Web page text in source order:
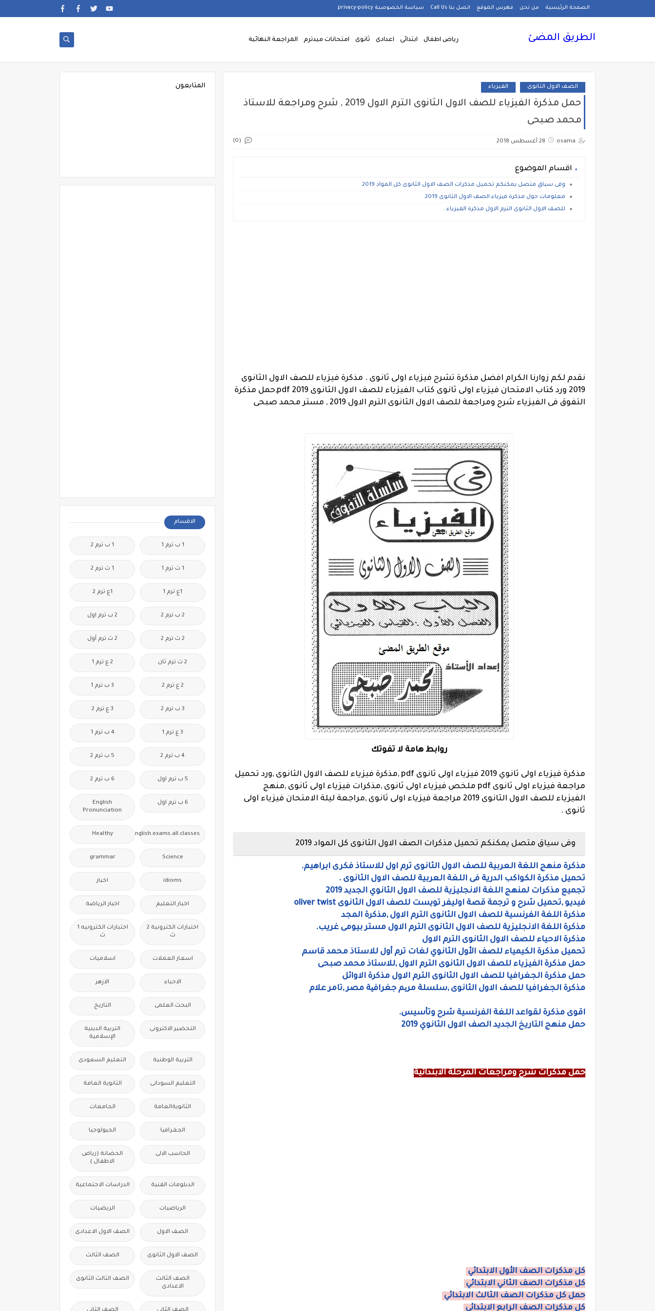
الصفحة الرئيسية من نحن فهرس الموقع اتصل بنا Call Us سياسة الخصوصية privacy-policy
الطريق المضئ رياض اطفال ابتدائى اعدادى ثانوى امتحانات ميدترم المراجعة النهائية
الصف الاول الثانوى الفيزياء
حمل مذكرة الفيزياء للصف الاول الثانوى الترم الاول 2019 , شرح ومراجعة للاستاذ
محمد صبحى
osama 28 أغسطس 2018 (0)
اقسام الموضوع
وفى سياق متصل يمكنكم تحميل مذكرات الصف الاول الثانوى كل المواد 2019
معلومات حول مذكرة فيزياء الصف الاول الثانوى 2019.
للصف الاول الثانوى الترم الاول مذكرة الفيزياء .
نقدم لكم زوارنا الكرام افضل مذكرة تشرح فيزياء اولى ثانوى . مذكرة فيزياء للصف الاول الثانوى
2019 ورد كتاب الامتحان فيزياء اولى ثانوى كتاب الفيزياء للصف الاول الثانوى 2019 pdf,حمل مذكرة
التفوق فى الفيزياء شرح ومراجعة للصف الاول الثانوى الترم الاول 2019 , مستر محمد صبحى
روابط هامة لا تفوتك
مذكرة فيزياء اولى ثانوي 2019 فيزياء اولى ثانوى pdf ,مذكرة فيزياء للصف الاول الثانوى ,ورد تحميل
مراجعة فيزياء اولى ثانوى pdf ملخص فيزياء اولى ثانوى ,مذكرات فيزياء اولى ثانوى ,منهج
الفيزياء للصف الاول الثانوى 2019 مراجعة فيزياء اولى ثانوى ,مراجعة ليلة الامتحان فيزياء اولى
ثانوى .
وفى سياق متصل يمكنكم تحميل مذكرات الصف الاول الثانوى كل المواد 2019
مذكرة منهج اللغة العربية للصف الاول الثانوى ترم اول للاستاذ فكرى ابراهيم.
تحميل مذكرة الكواكب الدرية فى اللغة العربية للصف الاول الثانوى .
تجميع مذكرات لمنهج اللغة الانجليزية للصف الاول الثانوي الجديد 2019
فيديو ,تحميل شرح و ترجمة قصة اوليفر تويست للصف الاول الثانوى oliver twist
مذكرة اللغة الفرنسية للصف الاول الثانوى الترم الاول ,مذكرة المجد
مذكرة اللغة الانجليزية للصف الاول الثانوى الترم الاول مستر بيومى غريب.
مذكرة الاحياء للصف الاول الثانوى الترم الاول
تحميل مذكرة الكيمياء للصف الأول الثانوي لغات ترم أول للاستاذ محمد قاسم
حمل مذكرة الفيزياء للصف الاول الثانوى الترم الاول ,للاستاذ محمد صبحى
حمل مذكرة الجغرافيا للصف الاول الثانوى الترم الاول مذكرة الاوائل
مذكرة الجغرافيا للصف الاول الثانوى ,سلسلة مریم جغرافیة مصر ,تامر علام
اقوى مذكرة لقواعد اللغة الفرنسية شرح وتأسيس.
حمل منهج التاريخ الجديد الصف الاول الثانوي 2019
حمل مذكرات شرح ومراجعات المرحلة الابتدائية
كل مذكرات الصف الأول الابتدائي
كل مذكرات الصف الثاني الابتدائي
حمل كل مذكرات الصف الثالث الابتدائي
كل مذكرات الصف الرابع الابتدائي
المتابعون
الاقسام
1 ب ترم 1 1 ب ترم 2
1 ث ترم 1 1 ث ترم 2
1ع ترم 1 1ع ترم 2
2 ب ترم 2 2 ب ترم اول
2 ث ترم 2 2 ث ترم أول
2 ث ترم ثان 2 ع ترم 1
2 ع ترم 2 3 ب ترم 1
3 ب ترم 2 3 ع ترم 2
3 ع ترم 1 4 ب ترم 1
4 ب ترم 2 5 ب ترم 2
5 ب ترم اول 6 ب ترم 2
6 ب ترم اول
English
Pronunciation
Free.English.exams.all.classes
Healthy
Science
grammar
idioms اخبار
اخبار التعليم اخبار الرياضة
اختبارات الكترونية 2
ث
اختبارات الكترونيه 1
ث
اسعار العملات اسلاميات
الاحياء الازهر
البحث العلمى التاريخ
التحضير الاكترونى
التربية الدينية
الإسلامية
التربية الوطنية التعليم السعودى
التعليم السودانى الثانوية العامة
الثانويةالعامة الجامعات
الجغرافيا الجيولوجيا
الحاسب الالى
الحضانة (رياض
الاطفال )
الدبلومات الفنية الدراسات الاجتماعية
الرياضيات الريضيات
الصف الاول الصف الاول الاعدادى
الصف الاول الثانوى الصف الثالث
الصف الثالث
الاعدادى
الصف الثالث الثانوى